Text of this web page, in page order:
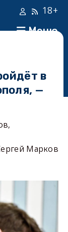
Меню
18+
в
—
Марков